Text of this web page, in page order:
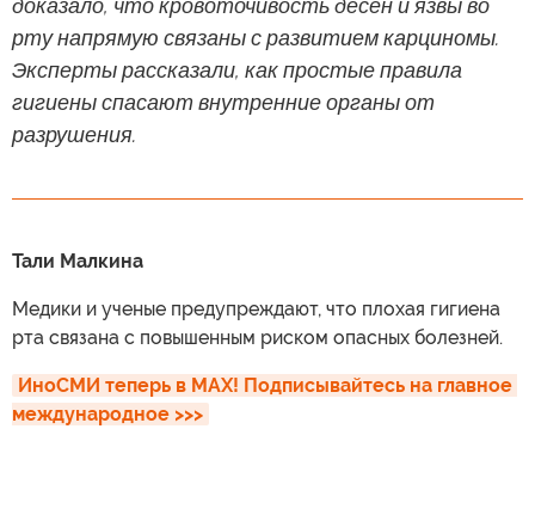
рту напрямую связаны с развитием карциномы.
Эксперты рассказали, как простые правила
гигиены спасают внутренние органы от
разрушения.
Тали Малкина
Медики и ученые предупреждают, что плохая гигиена
рта связана с повышенным риском опасных болезней.
ИноСМИ теперь в MAX! Подписывайтесь на главное
международное >>>